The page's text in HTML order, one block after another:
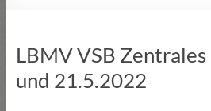
LBMV VSB
und 21.5.2022